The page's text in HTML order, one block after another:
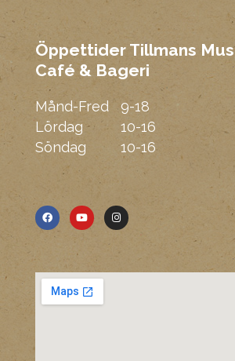
Öppettider Tillmans
Café & Bageri
Månd-Fred
Lördag
Söndag
9-18
10-16
10-16
o
o
k
b
e
g
r
a